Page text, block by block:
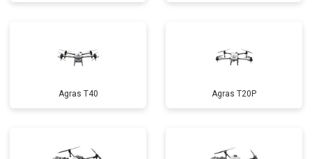
Agras T40 Agras T20P